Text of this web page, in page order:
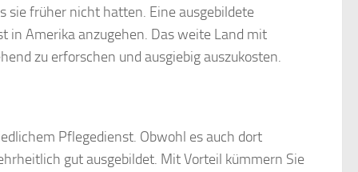
sie früher nicht hatten. Eine ausgebildete
in Amerika anzugehen. Das weite Land mit
zu erforschen und ausgiebig auszukosten.
Pflegedienst. Obwohl es auch dort
gut ausgebildet. Mit Vorteil kümmern Sie